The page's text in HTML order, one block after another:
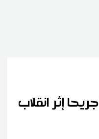
الجزائر : 6 قتلى و18 جريحا إثر انقلاب